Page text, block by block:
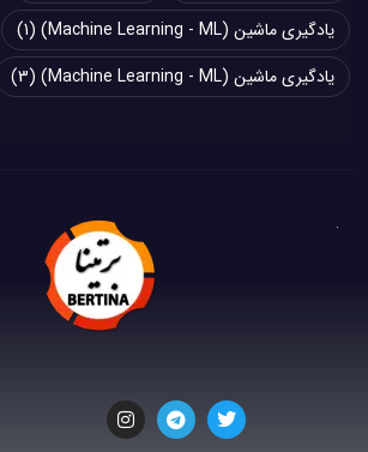
یادگیری ماشین (Machine Learning - ML)
(1)
یادگیری ماشین (Machine Learning - ML)
(3)